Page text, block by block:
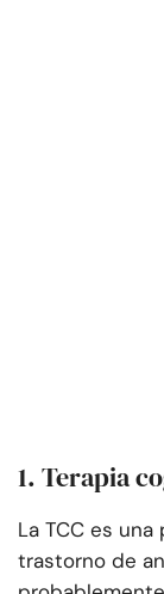
1. Terapia
La TCC es
trastorno de